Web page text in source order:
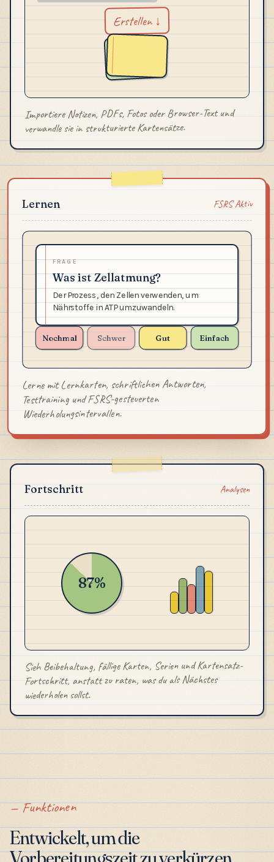
Erstellen
Importiere Notizen, PDFs, Fotos oder Browser-Text und
verwandle sie in strukturierte Kartensätze.
Lernen FSRS Aktiv
FRAGE
Was ist Zellatmung?
Der Prozess, den Zellen verwenden, um
Nährstoffe in ATP umzuwandeln.
Nochmal Schwer Gut Einfach
Lerne mit Lernkarten, schriftlichen Antworten,
Testtraining und FSRS-gesteuerten
Wiederholungsintervallen.
Fortschritt Analysen
87%
Sieh Beibehaltung, fällige Karten, Serien und Kartensatz-
Fortschritt, anstatt zu raten, was du als Nächstes
wiederholen sollst.
Funktionen
Entwickelt, um die